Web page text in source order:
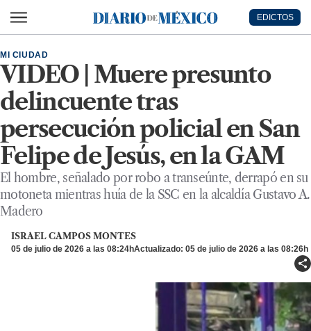
Diario de México
EDICTOS
VIDEO | Muere presunto
delincuente tras
persecución policial en San
Felipe de Jesús, en la GAM
MI CIUDAD
El hombre, señalado por robo a transeúnte, derrapó en su
motoneta mientras huía de la SSC en la alcaldía Gustavo A.
Madero
ISRAEL CAMPOS MONTES
05 de julio de 2026 a las 08:24hActualizado: 05 de julio de 2026 a las 08:26h